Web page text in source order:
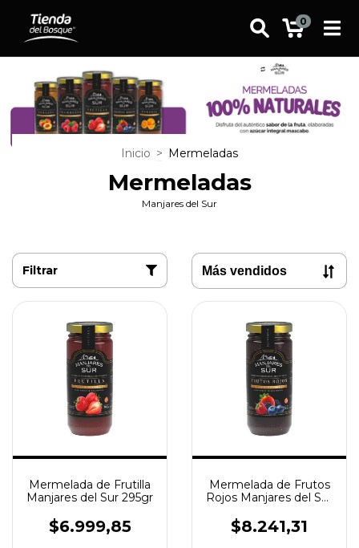
0
Inicio > Mermeladas
Mermeladas
Manjares del Sur
Filtrar
Mermelada de Frutilla
Manjares del Sur 295gr
$6.999,85
Mermelada de Frutos
Rojos Manjares del Sur
$8.241,31